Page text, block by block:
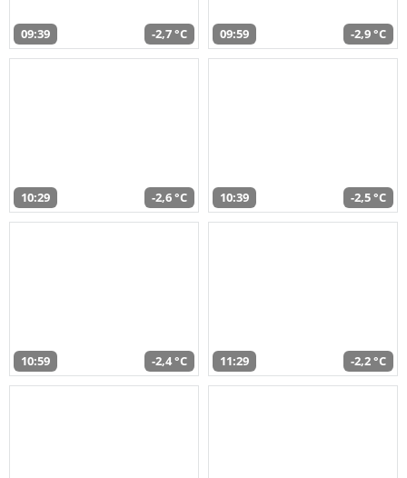
09:39 -2,7 °C 09:59 -2,9 °C
10:29 -2,6 °C 10:39 -2,5 °C
10:59 -2,4 °C 11:29 -2,2 °C